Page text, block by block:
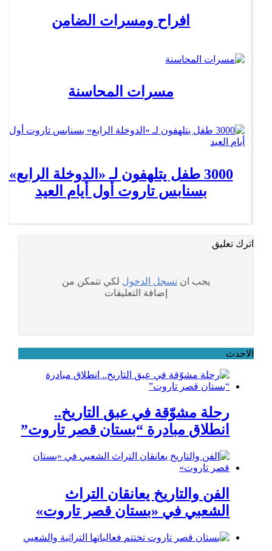
افراح ومسرات الضامن
مسرات المحاسنة
3000 طفل يتلهفون لـ «الدوخلة الرابع»
بسنابس تاروت أول أيام العيد
اترك تعليق
يجب ان تسجل الدخول لكي تتمكن من
إضافة التعليقات
الاحدث
رحلة مشوّقة في عبق التاريخ..
انطلاق مبادرة “بستان قصر تاروت”
الفن والتاريخ يعانقان التراث
الشعبي في «بستان قصر تاروت»